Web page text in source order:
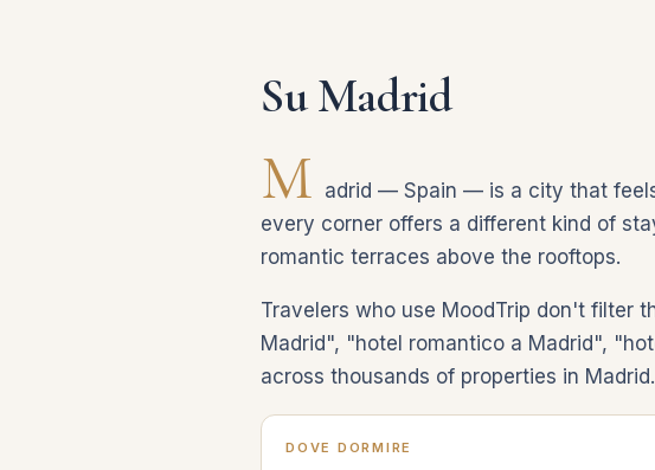
Su Madrid
M adrid — Spain — is a city that
every corner offers a different kind of
romantic terraces above the rooftops.
Travelers who use MoodTrip don't filter
Madrid", "hotel romantico a Madrid",
across thousands of properties in Madrid.
DOVE DORMIRE